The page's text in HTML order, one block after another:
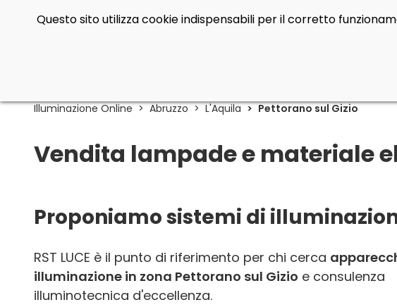
Illuminazione Online Abruzzo L'Aquila Pettorano sul Gizio
Vendita lampade e materiale
Proponiamo sistemi di
RST LUCE è il punto di riferimento per chi cerca
illuminazione in zona Pettorano sul Gizio e consulenza
illuminotecnica d'eccellenza.
Questo sito utilizza cookie indispensabili per il corretto